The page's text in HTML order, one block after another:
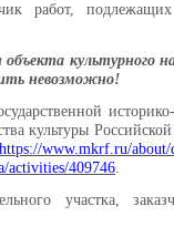
работ,
культурного
невозможно!
культуры
https://www.mkrf.ru/about/
activities/409746.
участка,